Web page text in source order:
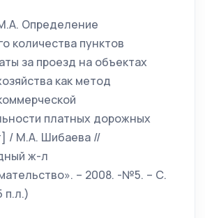
Определение
количества пунктов
за проезд на объектах
как метод
платных дорожных
/ М.А. Шибаева //
ж-л
– 2008. -№5. – С.
п.л.)